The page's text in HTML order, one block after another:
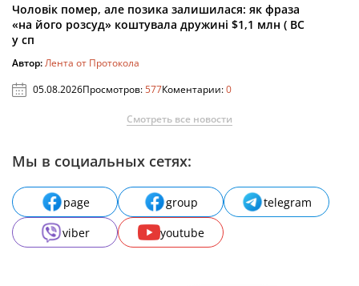
Чоловік помер, але позика залишилася: як фраза
«на його розсуд» коштувала дружині $1,1 млн ( ВС
у сп
Автор:Лента от Протокола
05.08.2026Просмотров:577Коментарии:0
Смотреть все новости
Мы в социальных сетях:
page group
telegram
viber
youtube